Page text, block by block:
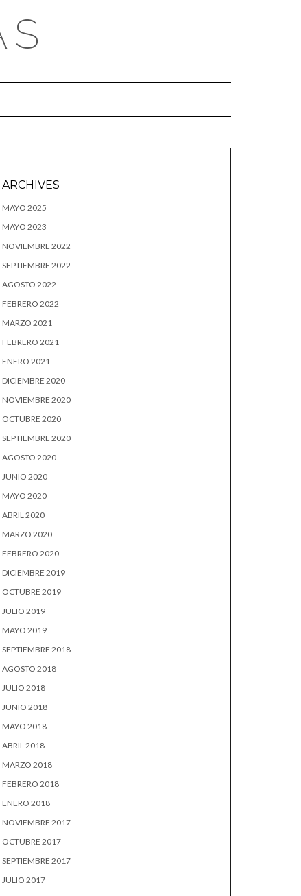
ARCHIVES
MAYO 2025
MAYO 2023
NOVIEMBRE 2022
SEPTIEMBRE 2022
AGOSTO 2022
FEBRERO 2022
MARZO 2021
FEBRERO 2021
ENERO 2021
DICIEMBRE 2020
NOVIEMBRE 2020
OCTUBRE 2020
SEPTIEMBRE 2020
AGOSTO 2020
JUNIO 2020
MAYO 2020
ABRIL 2020
MARZO 2020
FEBRERO 2020
DICIEMBRE 2019
OCTUBRE 2019
JULIO 2019
MAYO 2019
SEPTIEMBRE 2018
AGOSTO 2018
JULIO 2018
JUNIO 2018
MAYO 2018
ABRIL 2018
MARZO 2018
FEBRERO 2018
ENERO 2018
NOVIEMBRE 2017
OCTUBRE 2017
SEPTIEMBRE 2017
JULIO 2017